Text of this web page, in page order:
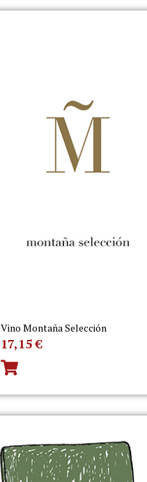
Vino Montaña Selección
17,15€